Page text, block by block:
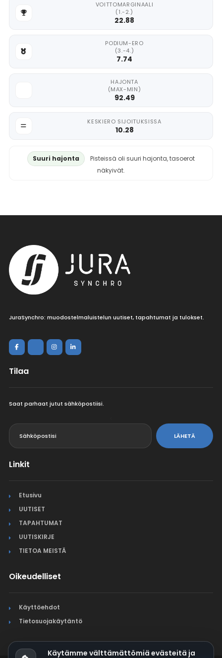
VOITTOMARGINAALI
(1.-2.)
22.88
PODIUM-ERO
(3.-4.)
7.74
HAJONTA
(MAX-MIN)
92.49
KESKIERO SIJOITUKSISSA
10.28
Suuri hajonta
Pisteissä oli suuri hajonta, tasoerot
näkyivät.
JuraSynchro: muodostelmaluistelun uutiset, tapahtumat ja tulokset.
Tilaa
Saat parhaat jutut sähköpostiisi.
LÄHETÄ
Linkit
Etusivu
UUTISET
TAPAHTUMAT
UUTISKIRJE
TIETOA MEISTÄ
Oikeudelliset
Käyttöehdot
Tietosuojakäytäntö
Käytämme välttämättömiä evästeitä ja